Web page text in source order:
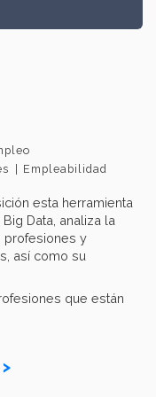
Empleabilidad
esta herramienta
Data, analiza la
profesiones y
así como su
que están